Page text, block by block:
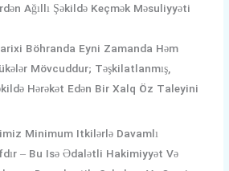
Ağıllı Şəkildə Keçmək Məsuliyyəti
Böhranda Eyni Zamanda Həm
Mövcuddur; Təşkilatlanmış,
Hərəkət Edən Bir Xalq Öz Taleyini
Minimum Itkilərlə Davamlı
– Bu Isə Ədalətli Hakimiyyət Və